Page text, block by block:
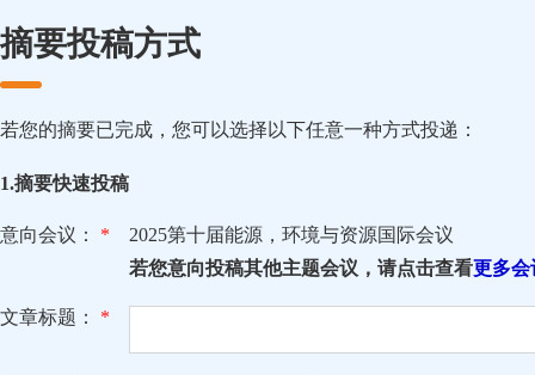
摘要投稿方式
若您的摘要已完成，您可以选择以下任意一种方式投递：
1.摘要快速投稿
意向会议： *
2025第十届能源，环境与资源国际会议
若您意向投稿其他主题会议，请点击查看更多会
文章标题： *